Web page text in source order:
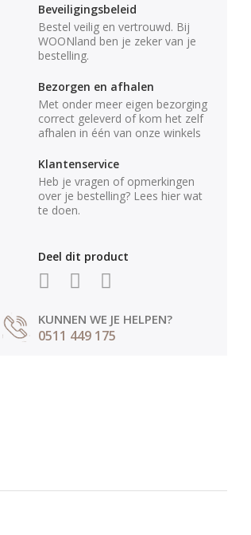
Beveiligingsbeleid
Bestel veilig en vertrouwd. Bij
WOONland ben je zeker van je
bestelling.
Bezorgen en afhalen
Met onder meer eigen bezorging
correct geleverd of kom het zelf
afhalen in één van onze winkels
Klantenservice
Heb je vragen of opmerkingen
over je bestelling? Lees hier wat
te doen.
Deel dit product
KUNNEN WE JE HELPEN?
0511 449 175